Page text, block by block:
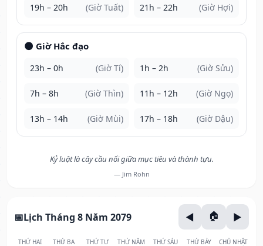
19h – 20h (Giờ Tuất) 21h – 22h (Giờ Hợi)
🌑 Giờ Hắc đạo
23h – 0h (Giờ Tí) 1h – 2h (Giờ Sửu)
7h – 8h (Giờ Thìn) 11h – 12h (Giờ Ngọ)
13h – 14h (Giờ Mùi) 17h – 18h (Giờ Dậu)
Kỷ luật là cây cầu nối giữa mục tiêu và thành tựu.
— Jim Rohn
Lịch Tháng 8 Năm 2079
THỨ HAI THỨ BA THỨ TƯ THỨ NĂM THỨ SÁU THỨ BẢY CHỦ NHẬT